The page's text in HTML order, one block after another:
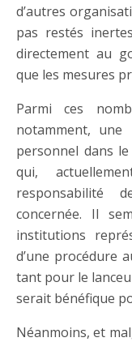
d’autres
pas restés
directement au
que les mesures
Parmi ces
notamment, une
personnel dans
qui,
responsabilité
concernée. Il
institutions
d’une procédure
tant pour le
serait bénéfique
Néanmoins, et